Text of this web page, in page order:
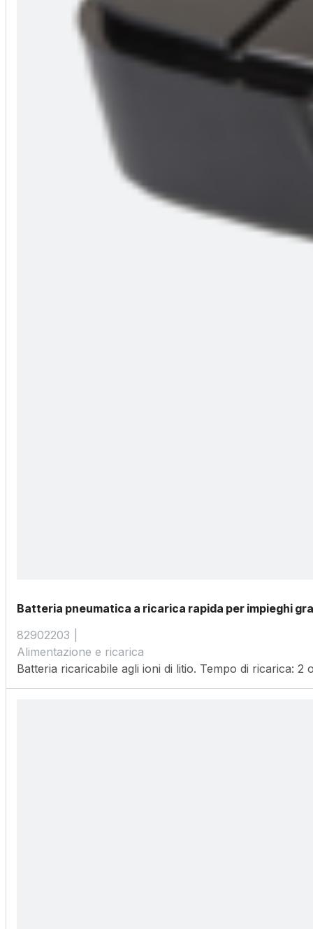
Batteria pneumatica a ricarica rapida per impieghi
82902203
Alimentazione e ricarica
Batteria ricaricabile agli ioni di litio. Tempo di ricarica: